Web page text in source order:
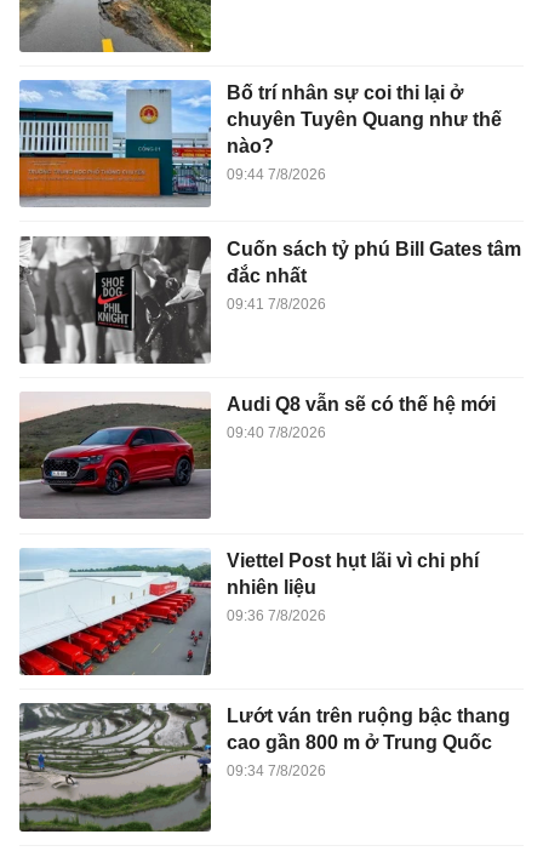
Bố trí nhân sự coi thi lại ở
chuyên Tuyên Quang như thế
nào?
09:44 7/8/2026
Cuốn sách tỷ phú Bill Gates tâm
đắc nhất
09:41 7/8/2026
Audi Q8 vẫn sẽ có thế hệ mới
09:40 7/8/2026
Viettel Post hụt lãi vì chi phí
nhiên liệu
09:36 7/8/2026
Lướt ván trên ruộng bậc thang
cao gần 800 m ở Trung Quốc
09:34 7/8/2026